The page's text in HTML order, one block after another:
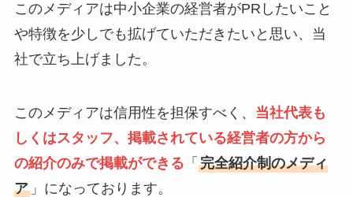
このメディアは中小企業の経営者がPRしたいこと
や特徴を少しでも拡げていただきたいと思い、当
社で立ち上げました。
このメディアは信用性を担保すべく、 当社代表も
しくはスタッフ、掲載されている経営者の方から
の紹介のみで掲載ができる 「 完全紹介制のメディ
ア」になっております。